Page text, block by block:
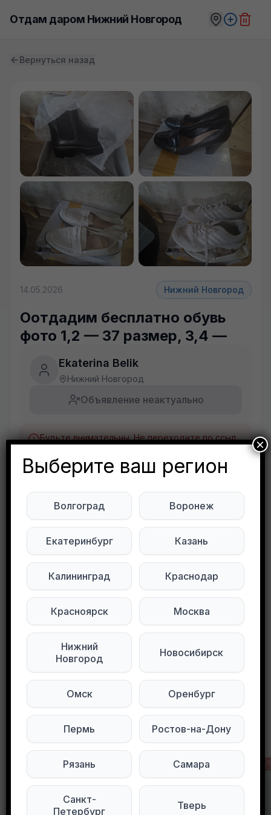
Отдам даром Нижний Новгород
Вернуться назад
14.05.2026 Нижний Новгород
Оотдадим бесплатно обувь
фото 1,2 — 37 размер, 3,4 —
Ekaterina Belik
Нижний Новгород
Объявление неактуально
Будьте внимательны. Не переходите по ссылкам, если вам предлагают в личной переписке с дарителем оплаты доставки, брони, предоплаты или установки стороннего приложения, удалите переписку и заблокируйте пользователя. Обо всех таких постах сообщайте
Оотдадим бесплатно обувь фото 1,2 — 37
размер, 3,4 — 39 размер. Сапожки новые. Для
нуждающейся семьи. Территориально ост
Варя. В ЛС
Подписывайтесь на нас в социальных
сетях:
Мы в Max Мы в Telegram
0 0 92 просмотров
Другие объявления в этом городе
Выберите ваш регион
Волгоград Воронеж
Екатеринбург Казань
Калининград Краснодар
Красноярск Москва
Нижний
Новгород
Новосибирск
Омск Оренбург
Пермь Ростов-на-Дону
Рязань Самара
Санкт-
Петербург
Тверь
×